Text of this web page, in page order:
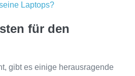
Laptops?
für den
gibt es einige herausragende